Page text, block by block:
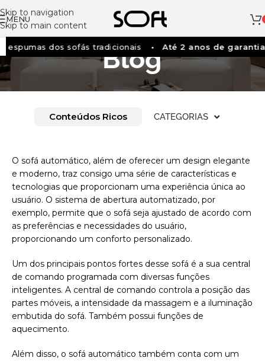
Skip to navigation
Skip to main content
MENU
dos sofás tradicionais Até 2 anos de garantia
Blog
Conteúdos Ricos CATEGORIAS
O sofá automático, além de oferecer um design elegante
e moderno, traz consigo uma série de características e
tecnologias que proporcionam uma experiência única ao
usuário. O sistema de abertura automatizado, por
exemplo, permite que o sofá seja ajustado de acordo com
as preferências e necessidades do usuário,
proporcionando um conforto personalizado.
Um dos principais pontos fortes desse sofá é a sua central
de comando programada com diversas funções
inteligentes. A central de comando controla a posição das
partes móveis, a intensidade da massagem e a iluminação
embutida do sofá. Também possui funções de
aquecimento.
Além disso, o sofá automático também conta com um